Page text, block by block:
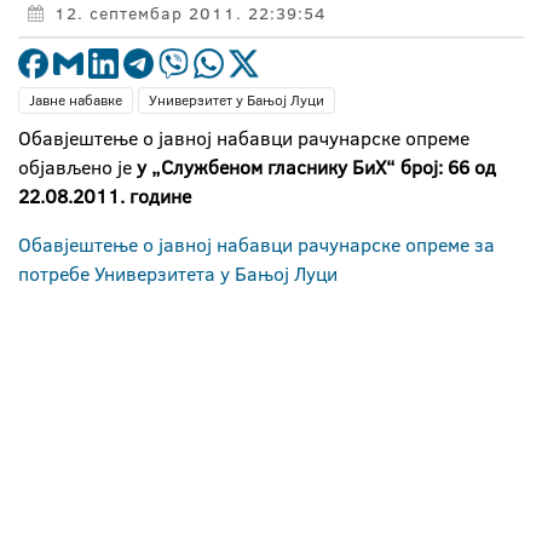
12. септембар 2011. 22:39:54
Јавне набавке Универзитет у Бањој Луци
Обавјештење о јавној набавци рачунарске опреме
објављено јеу „Службеном гласнику БиХ“ број: 66 од
22.08.2011. године
Обавјештење о јавној набавци рачунарске опреме за
потребе Универзитета у Бањој Луци